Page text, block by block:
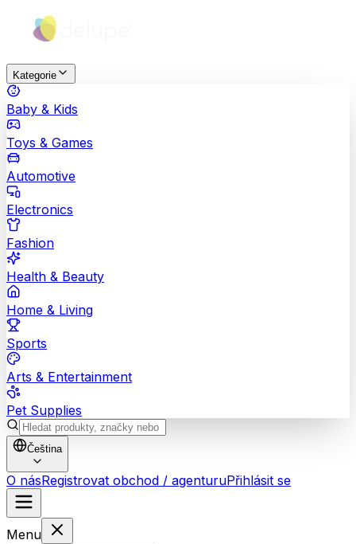
Kategorie
Baby & Kids
Toys & Games
Automotive
Electronics
Fashion
Health & Beauty
Home & Living
Sports
Arts & Entertainment
Pet Supplies
Čeština
O násRegistrovat obchod / agenturuPřihlásit se
Menu